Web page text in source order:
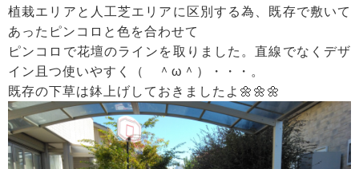
植栽エリアと人工芝エリアに区別する為、既存で敷いて
あったピンコロと色を合わせて
ピンコロで花壇のラインを取りました。直線でなくデザ
イン且つ使いやすく（ ＾ω＾）・・・。
既存の下草は鉢上げしておきましたよ🌼🌼🌼